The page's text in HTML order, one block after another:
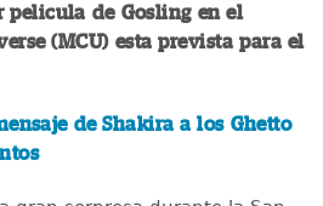
pelicula de Gosling en el
(MCU) esta prevista para el
de Shakira a los Ghetto